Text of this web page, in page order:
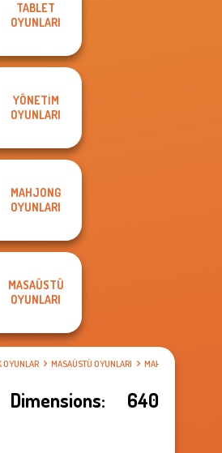
TABLET
OYUNLARI
YÖNETIM
OYUNLARI
MAHJONG
OYUNLARI
MASAÜSTÜ
OYUNLARI
OYUNLAR MASAÜSTÜ OYUNLARI MAHJONG
Dimensions: 640